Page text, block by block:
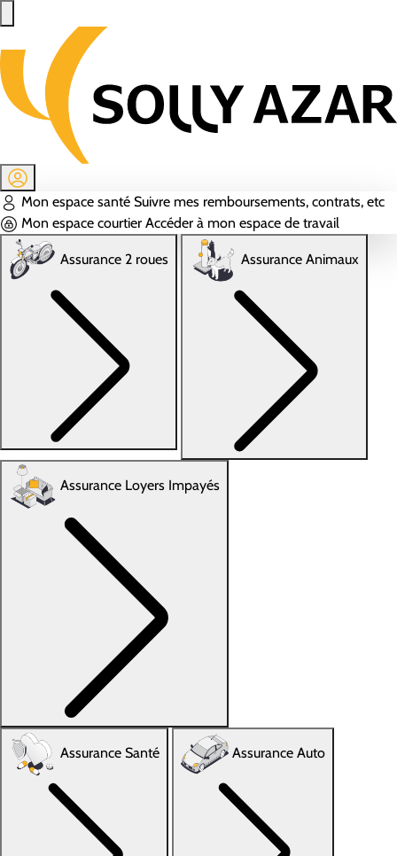
Mon espace santé Suivre mes remboursements, contrats, etc
Mon espace courtier Accéder à mon espace de travail
Assurance 2 roues Assurance Animaux
Assurance Loyers Impayés
Assurance Santé Assurance Auto